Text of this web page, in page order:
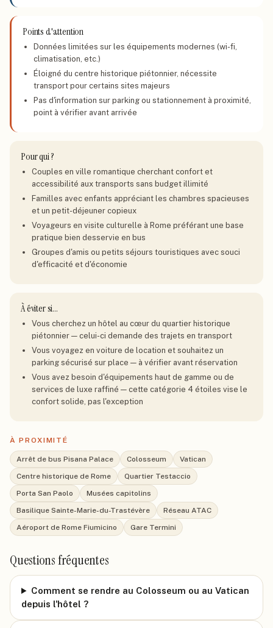
Points d'attention
Données limitées sur les équipements modernes (wi-fi,
climatisation, etc.)
Éloigné du centre historique piétonnier, nécessite
transport pour certains sites majeurs
Pas d'information sur parking ou stationnement à proximité,
point à vérifier avant arrivée
Pour qui ?
Couples en ville romantique cherchant confort et
accessibilité aux transports sans budget illimité
Familles avec enfants appréciant les chambres spacieuses
et un petit-déjeuner copieux
Voyageurs en visite culturelle à Rome préférant une base
pratique bien desservie en bus
Groupes d'amis ou petits séjours touristiques avec souci
d'efficacité et d'économie
À éviter si…
Vous cherchez un hôtel au cœur du quartier historique
piétonnier — celui-ci demande des trajets en transport
Vous voyagez en voiture de location et souhaitez un
parking sécurisé sur place — à vérifier avant réservation
Vous avez besoin d'équipements haut de gamme ou de
services de luxe raffiné — cette catégorie 4 étoiles vise le
confort solide, pas l'exception
À PROXIMITÉ
Arrêt de bus Pisana Palace Colosseum
Vatican
Centre historique de Rome
Quartier Testaccio
Porta San Paolo
Musées capitolins
Basilique Sainte-Marie-du-Trastévère
Réseau ATAC
Aéroport de Rome Fiumicino
Gare Termini
Questions fréquentes
Comment se rendre au Colosseum ou au Vatican
depuis l'hôtel ?